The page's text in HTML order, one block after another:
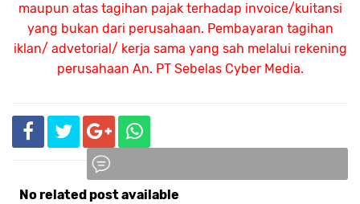
maupun atas tagihan pajak terhadap invoice/kuitansi
yang bukan dari perusahaan. Pembayaran tagihan
iklan/ advetorial/ kerja sama yang sah melalui rekening
perusahaan An. PT Sebelas Cyber Media.
No related post available